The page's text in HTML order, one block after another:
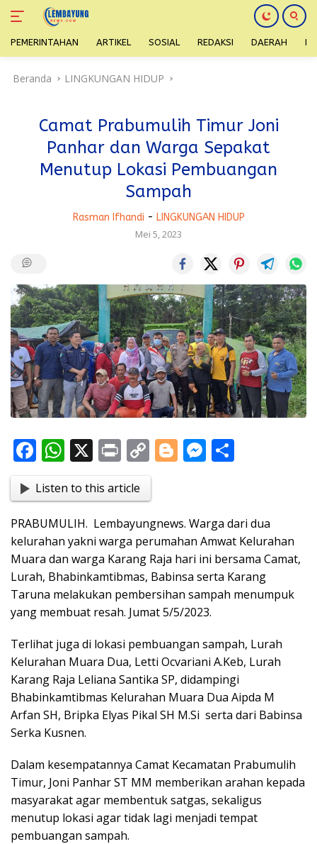
PEMERINTAHAN ARTIKEL SOSIAL REDAKSI DAERAH
Beranda LINGKUNGAN HIDUP
Camat Prabumulih Timur Joni
Panhar dan Warga Sepakat
Menutup Lokasi Pembuangan
Sampah
Rasman Ifhandi - LINGKUNGAN HIDUP
Mei 5, 2023
F
e
b
o
o
k
W
at
s
A
p
p
X Pr
t
C
o
p
y
Li
n
k
Bl
g
er
M
e
n
g
er
e
Listen to this article
PRABUMULIH. Lembayungnews. Warga dari dua
kelurahan yakni warga perumahan Amwat Kelurahan
Muara dan warga Karang Raja hari ini bersama Camat,
Lurah, Bhabinkamtibmas, Babinsa serta Karang
Taruna melakukan pembersihan sampah menumpuk
yang membuat resah. Jumat 5/5/2023.
Terlihat juga di lokasi pembuangan sampah, Lurah
Kelurahan Muara Dua, Letti Ocvariani A.Keb, Lurah
Karang Raja Leliana Santika SP, didampingi
Bhabinkamtibmas Kelurahan Muara Dua Aipda M
Arfan SH, Bripka Elyas Pikal SH M.Si serta dari Babinsa
Serka Kusnen.
Dalam kesempatannya Camat Kecamatan Prabumulih
Timur, Joni Panhar ST MM memberikan arahan kepada
masyarakat agar membentuk satgas, sekaligus
menutup lokasi agar tidak lagi menjadi tempat
pembuangan sampah.